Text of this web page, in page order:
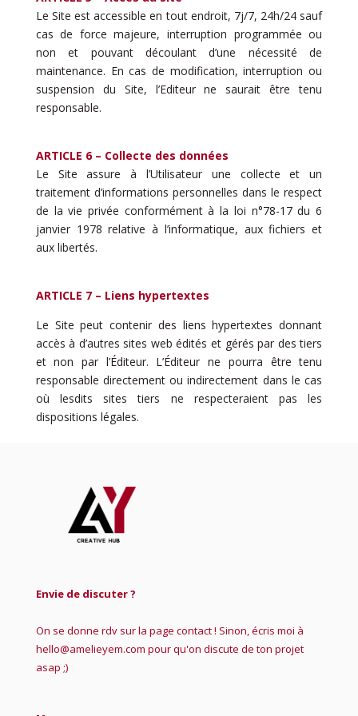
Le Site est accessible en tout endroit, 7j/7, 24h/24 sauf
cas de force majeure, interruption programmée ou
non et pouvant découlant d’une nécessité de
maintenance. En cas de modification, interruption ou
suspension du Site, l’Editeur ne saurait être tenu
responsable.
ARTICLE 6 – Collecte des données
Le Site assure à l’Utilisateur une collecte et un
traitement d’informations personnelles dans le respect
de la vie privée conformément à la loi n°78-17 du 6
janvier 1978 relative à l’informatique, aux fichiers et
aux libertés​.
ARTICLE 7 – Liens hypertextes
Le Site peut contenir des liens hypertextes donnant
accès à d’autres sites web édités et gérés par des tiers
et non par l’Éditeur. L’Éditeur ne pourra être tenu
responsable directement ou indirectement dans le cas
où lesdits sites tiers ne respecteraient pas les
dispositions légales.
Envie de discuter ?
On se donne rdv sur la page contact ! Sinon, écris moi à
hello@amelieyem.com pour qu'on discute de ton projet
asap ;)